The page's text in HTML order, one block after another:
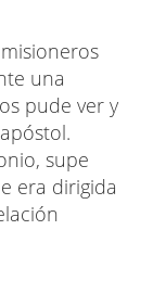
una
pude ver y
supe
era dirigida